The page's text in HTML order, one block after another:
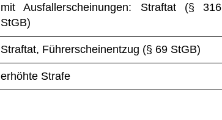
mit Ausfallerscheinungen: Straftat (§ 316
StGB)
Straftat, Führerscheinentzug (§ 69 StGB)
erhöhte Strafe